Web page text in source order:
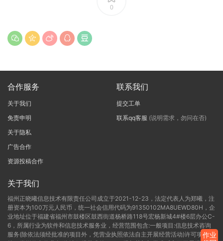
0
合作服务
关于我们
免责申明
关于隐私
广告合作
资源投稿合作
联系我们
提交工单
联系qq客服 (说明需求，勿问在否)
关于我们
福州正晓曦信息技术有限责任公司成立于2021-12-23，法定代表人为郑曦，注
册资本为100万元人民币，统一社会信用代码为91350102MA8UEWD80H，企
业地址位于福建省福州市鼓楼区鼓西街道杨桥路118号宏杨新城4#楼6层办公C-
6，所属行业为软件和信息技术服务业，经营范围包含:一般项目:信息技术咨询
服务(除依法须经批准的项目外，凭营业执照依法自主开展经营活动)许可项目:作业